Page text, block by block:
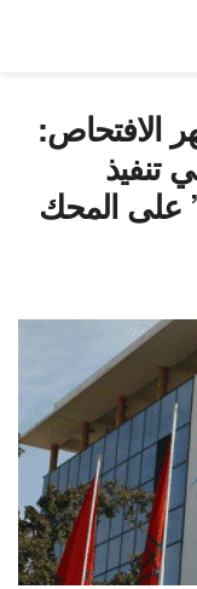
تنفيذ
على المحك